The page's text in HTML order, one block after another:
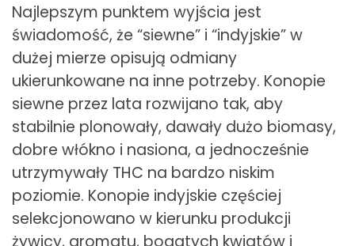
Najlepszym punktem wyjścia jest
świadomość, że “siewne” i “indyjskie” w
dużej mierze opisują odmiany
ukierunkowane na inne potrzeby. Konopie
siewne przez lata rozwijano tak, aby
stabilnie plonowały, dawały dużo biomasy,
dobre włókno i nasiona, a jednocześnie
utrzymywały THC na bardzo niskim
poziomie. Konopie indyjskie częściej
selekcjonowano w kierunku produkcji
żywicy, aromatu, bogatych kwiatów i